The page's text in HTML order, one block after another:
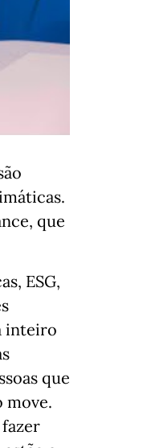
que
ESG,
inteiro
que
move.